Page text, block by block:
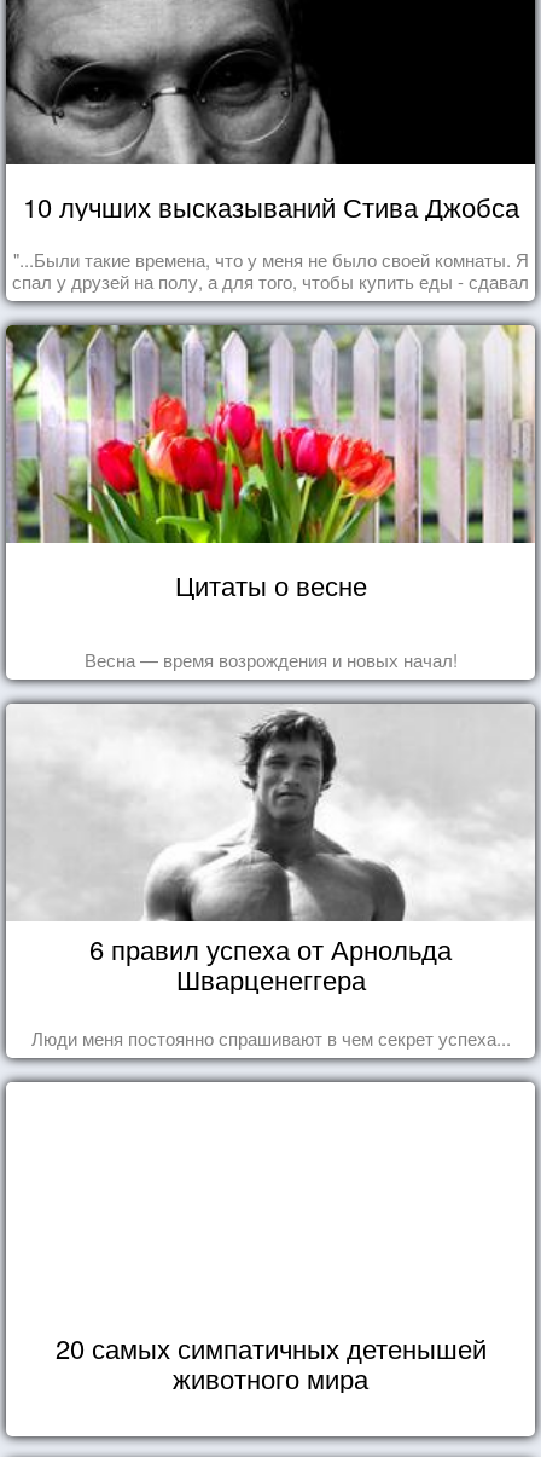
10 лучших высказываний Стива Джобса
"...Были такие времена, что у меня не было своей комнаты. Я
спал у друзей на полу, а для того, чтобы купить еды - сдавал
бутылки из под кока-колы"
Цитаты о весне
Весна — время возрождения и новых начал!
6 правил успеха от Арнольда
Шварценеггера
Люди меня постоянно спрашивают в чем секрет успеха...
20 самых симпатичных детенышей
животного мира